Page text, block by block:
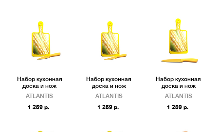
Набор кухонная
доска и нож
ATLANTIS
1 259 р.
Набор кухонная
доска и нож
ATLANTIS
1 259 р.
Набор кухонная
доска и нож
ATLANTIS
1 259 р.